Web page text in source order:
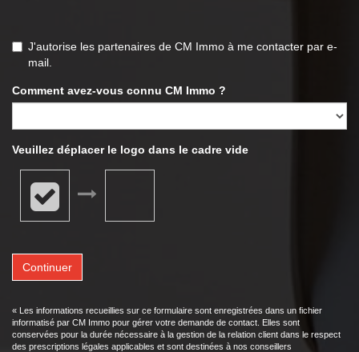
J'autorise les partenaires de CM Immo à me contacter par e-
mail.
Comment avez-vous connu CM Immo ?
Veuillez déplacer le logo dans le cadre vide
Continuer
« Les informations recueillies sur ce formulaire sont enregistrées dans un fichier
informatisé par CM Immo pour gérer votre demande de contact. Elles sont
conservées pour la durée nécessaire à la gestion de la relation client dans le respect
des prescriptions légales applicables et sont destinées à nos conseillers